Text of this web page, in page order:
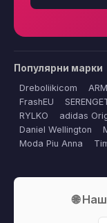
Популярни марки
Dreboliikicom
FrashEU
RYLKO
adidas
Daniel Wellington
Moda Piu Anna
🌐